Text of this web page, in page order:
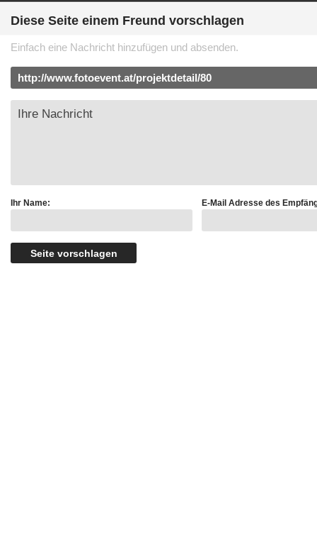
Diese Seite einem Freund vorschlagen
Einfach eine Nachricht hinzufügen und absenden.
Ihr Name: E-Mail Adresse des